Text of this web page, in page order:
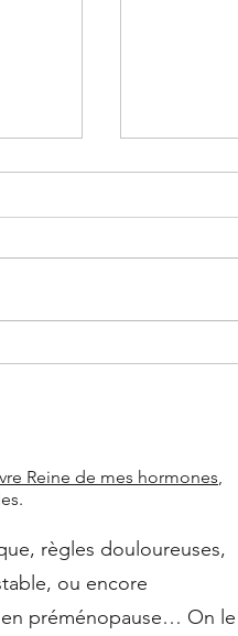
Reine de mes hormones,
règles douloureuses,
ou encore
préménopause… On le